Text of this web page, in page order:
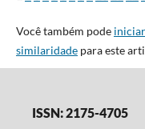
Você também pode
similaridadepara este
ISSN: 2175-4705